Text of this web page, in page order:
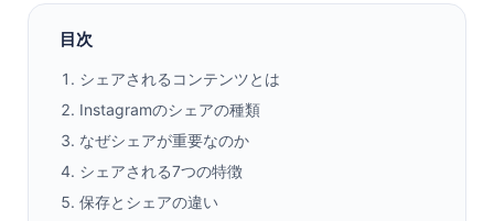
目次
シェアされるコンテンツとは
Instagramのシェアの種類
なぜシェアが重要なのか
シェアされる7つの特徴
保存とシェアの違い